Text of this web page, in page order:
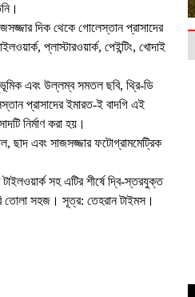
দিক থেকে গোলেস্তান প্রাসাদের
প্লাস্টারওয়ার্ক, পেইন্টিং, খোদাই
এবং উল্লম্ব সমতল ছবি, থ্রি-ডি
প্রাসাদের ইমারত-ই বাদগি এই
নির্মাণ করা হয়।
ছাদ এবং সাজসজ্জার ফটোগ্রামমেট্রিক
সহ এটির শীর্ষে দ্বি-স্তরযুক্ত
তোলা সহজ। সূত্র: তেহরান টাইমস।